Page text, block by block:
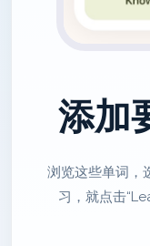
添加
浏览这些单词，
习，就点击